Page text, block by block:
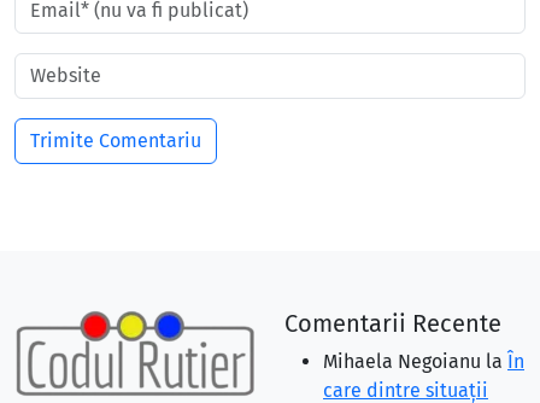
Comentarii Recente
Mihaela Negoianu la În
care dintre situaţii